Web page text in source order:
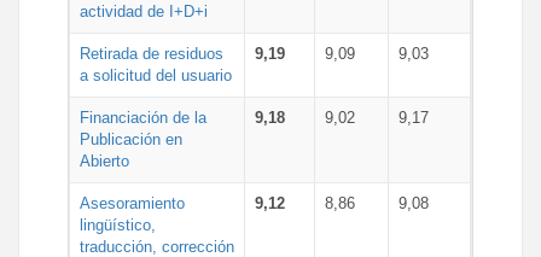
actividad de I+D+i
Retirada de residuos
a solicitud del usuario
9,19 9,09 9,03
Financiación de la
Publicación en
Abierto
9,18 9,02 9,17
Asesoramiento
lingüístico,
traducción, corrección
9,12 8,86 9,08